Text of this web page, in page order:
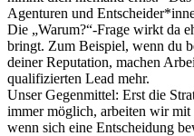
Agenturen und
Die „Warum?“-Frage wirkt da
bringt. Zum Beispiel, wenn du
deiner Reputation, machen
qualifizierten Lead mehr.
Unser Gegenmittel: Erst die
immer möglich, arbeiten wir mit
wenn sich eine Entscheidung